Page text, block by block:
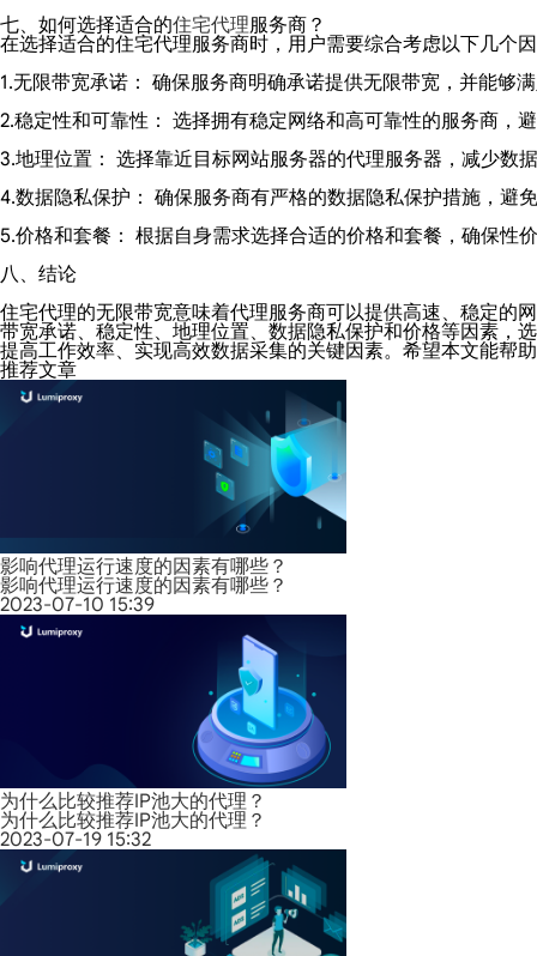
七、如何选择适合的住宅代理服务商？
在选择适合的住宅代理服务商时，用户需要综合考虑以下几个
1.无限带宽承诺： 确保服务商明确承诺提供无限带宽，并能够
2.稳定性和可靠性： 选择拥有稳定网络和高可靠性的服务商，
3.地理位置： 选择靠近目标网站服务器的代理服务器，减少数
4.数据隐私保护： 确保服务商有严格的数据隐私保护措施，避
5.价格和套餐： 根据自身需求选择合适的价格和套餐，确保性
八、结论
住宅代理的无限带宽意味着代理服务商可以提供高速、稳定的
带宽承诺、稳定性、地理位置、数据隐私保护和价格等因素，
提高工作效率、实现高效数据采集的关键因素。希望本文能帮
推荐文章
影响代理运行速度的因素有哪些？
影响代理运行速度的因素有哪些？
2023-07-10 15:39
为什么比较推荐IP池大的代理？
为什么比较推荐IP池大的代理？
2023-07-19 15:32